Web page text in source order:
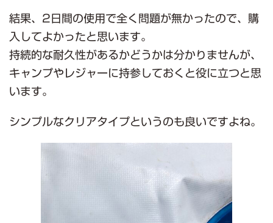
結果、2日間の使用で全く問題が無かったので、購
入してよかったと思います。
持続的な耐久性があるかどうかは分かりませんが、
キャンプやレジャーに持参しておくと役に立つと思
います。
シンプルなクリアタイプというのも良いですよね。